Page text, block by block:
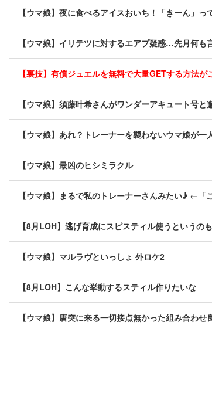
【ウマ娘】夜に食べるアイスおいち！「きーん」っ
【ウマ娘】イリテツに対するエアプ疑惑…先月何も
【裏技】有償ジュエルを無料で大量GETする方法
【ウマ娘】須藤叶希さんがワンダーアキュート号
【ウマ娘】あれ？トレーナーを襲わないウマ娘が一
【ウマ娘】最凶のヒシミラクル
【ウマ娘】まるで私のトレーナーさんみたい♪ ←「
【8月LOH】逃げ育成にスピスティル使うというの
【ウマ娘】マルラヴといっしょ 外ロケ2
【8月LOH】こんな挙動するスティル作りたいな
【ウマ娘】唐突に来る一切接点無かった組み合わせ